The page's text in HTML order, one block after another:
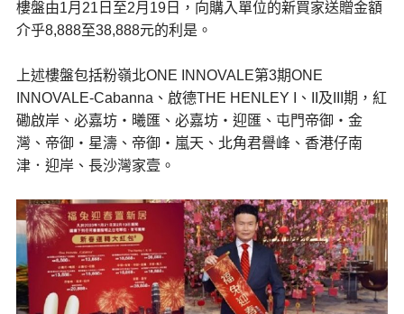
樓盤由1月21日至2月19日，向購入單位的新買家送贈金額
介乎8,888至38,888元的利是。
上述樓盤包括粉嶺北ONE INNOVALE第3期ONE
INNOVALE-Cabanna、啟德THE HENLEY I、II及III期，紅
磡啟岸、必嘉坊‧曦匯、必嘉坊‧迎匯、屯門帝御‧金
灣、帝御‧星濤、帝御‧嵐天、北角君譽峰、香港仔南
津．迎岸、長沙灣家壹。